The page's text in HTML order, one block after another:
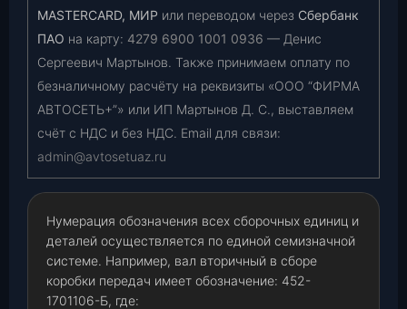
MASTERCARD, МИР или переводом через Сбербанк
ПАО на карту: 4279 6900 1001 0936 — Денис
Сергеевич Мартынов. Также принимаем оплату по
безналичному расчёту на реквизиты «ООО “ФИРМА
АВТОСЕТЬ+”» или ИП Мартынов Д. С., выставляем
счёт с НДС и без НДС. Email для связи:
admin@avtosetuaz.ru
Нумерация обозначения всех сборочных единиц и
деталей осуществляется по единой семизначной
системе. Например, вал вторичный в сборе
коробки передач имеет обозначение: 452-
1701106-Б, где: